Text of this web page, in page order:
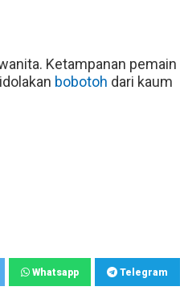
Ketampanan pemain
bobotoh dari kaum
Whatsapp Telegram